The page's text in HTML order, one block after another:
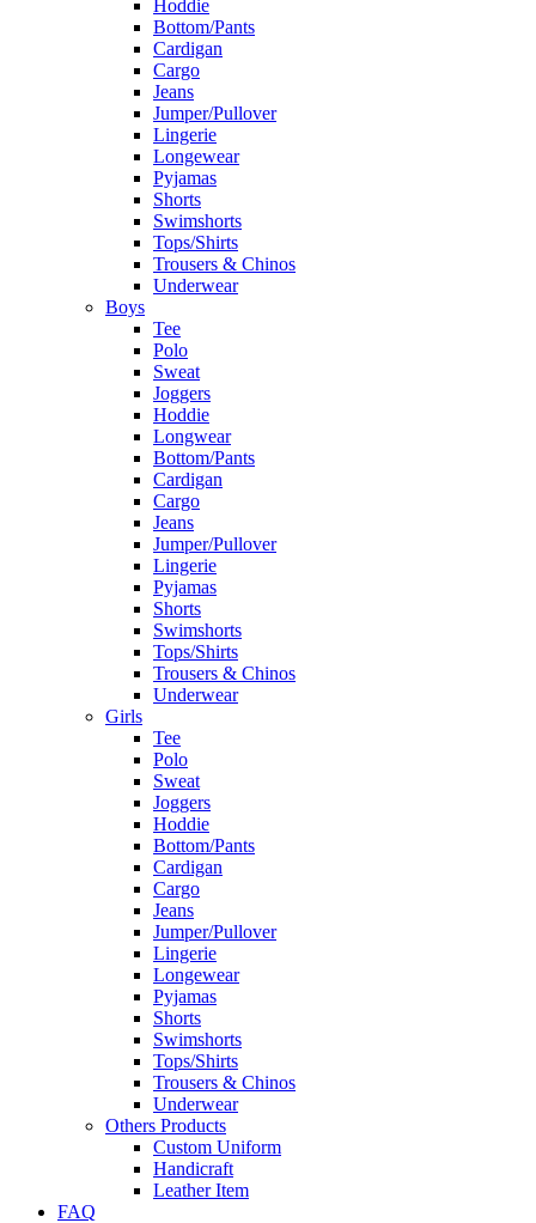
Hoddie
Bottom/Pants
Cardigan
Cargo
Jeans
Jumper/Pullover
Lingerie
Longewear
Pyjamas
Shorts
Swimshorts
Tops/Shirts
Trousers & Chinos
Underwear
Boys
Tee
Polo
Sweat
Joggers
Hoddie
Longwear
Bottom/Pants
Cardigan
Cargo
Jeans
Jumper/Pullover
Lingerie
Pyjamas
Shorts
Swimshorts
Tops/Shirts
Trousers & Chinos
Underwear
Girls
Tee
Polo
Sweat
Joggers
Hoddie
Bottom/Pants
Cardigan
Cargo
Jeans
Jumper/Pullover
Lingerie
Longewear
Pyjamas
Shorts
Swimshorts
Tops/Shirts
Trousers & Chinos
Underwear
Others Products
Custom Uniform
Handicraft
Leather Item
FAQ